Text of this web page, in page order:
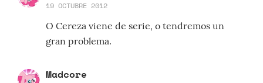
19 OCTUBRE 2012
O Cereza viene de serie, o tendremos un
gran problema.
Madcore